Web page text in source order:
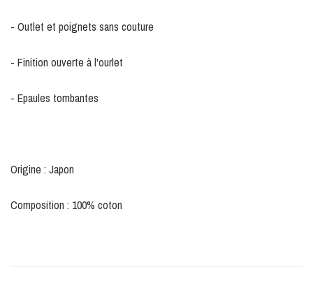
- Outlet et poignets sans couture
- Finition ouverte à l'ourlet
- Epaules tombantes
Origine : Japon
Composition : 100% coton